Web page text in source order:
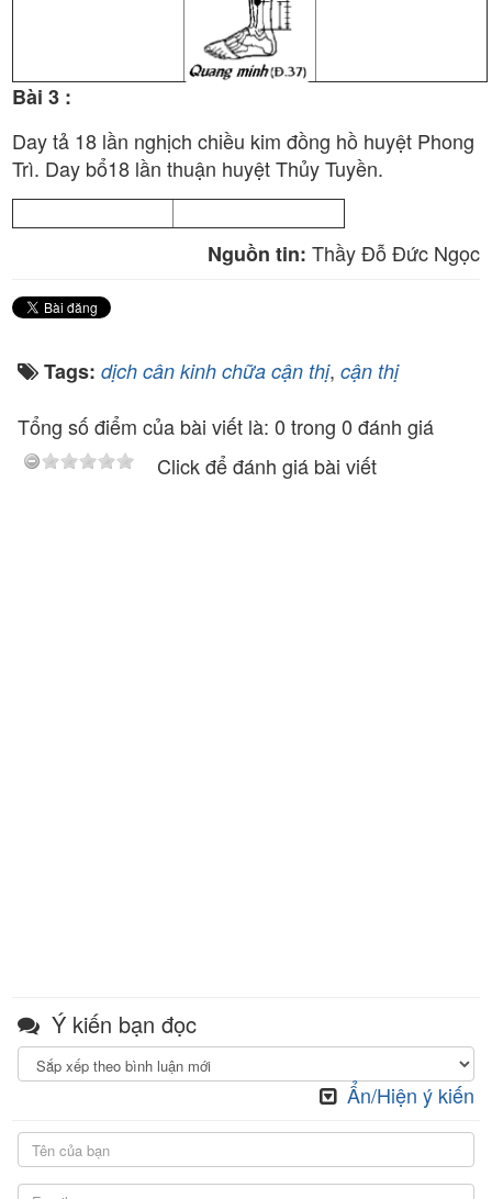
Bài 3 :
Day tả 18 lần nghịch chiều kim đồng hồ huyệt Phong
Trì. Day bổ18 lần thuận huyệt Thủy Tuyền.
Nguồn tin: Thầy Đỗ Đức Ngọc
Tags: dịch cân kinh chữa cận thị, cận thị
Tổng số điểm của bài viết là: 0 trong 0 đánh giá
Click để đánh giá bài viết
Ý kiến bạn đọc
Ẩn/Hiện ý kiến